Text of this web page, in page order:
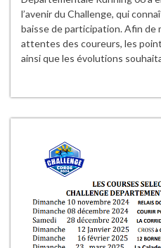
l’avenir du Challenge, qui
baisse de participation. Afin de
attentes des coureurs, les
ainsi que les évolutions